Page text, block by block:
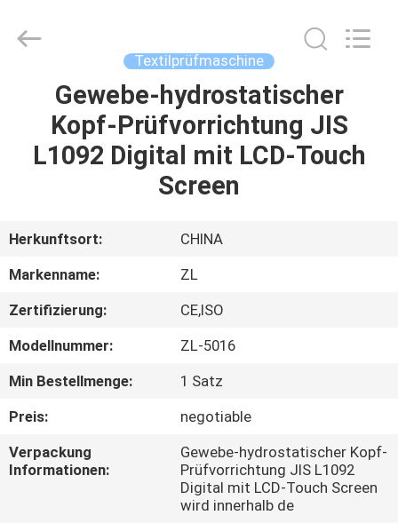
HAUS
PRODUKTE
ÜBER
FABRIK-
AUSFLUG
QUALITÄTSKONTROLLE
Ltd..
Textilprüfmaschine
Gewebe-hydrostatischer
Kopf-Prüfvorrichtung JIS
L1092 Digital mit LCD-Touch
Screen
Herkunftsort:
CHINA
Markenname:
ZL
Zertifizierung:
CE,ISO
Modellnummer:
ZL-5016
Min Bestellmenge:
1 Satz
Preis:
negotiable
Verpackung
Informationen:
Gewebe-hydrostatischer Kopf-
Prüfvorrichtung JIS L1092
Digital mit LCD-Touch Screen
wird innerhalb de